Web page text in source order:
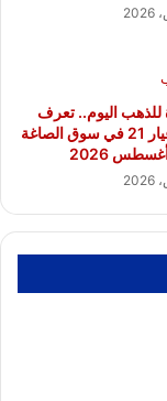
للذهب اليوم.. تعرف
على سعر عيار 21 في سوق الصاغة